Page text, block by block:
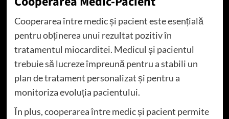
Cooperarea între medic și pacient este esențială
pentru obținerea unui rezultat pozitiv în
tratamentul miocarditei. Medicul și pacientul
trebuie să lucreze împreună pentru a stabili un
plan de tratament personalizat și pentru a
monitoriza evoluția pacientului.
În plus, cooperarea între medic și pacient permite